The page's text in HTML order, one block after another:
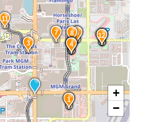
14
13
12
11
10
9
8
7
6
5
4
3
2
1
+
−